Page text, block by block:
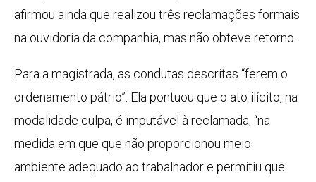
afirmou ainda que realizou três reclamações formais
na ouvidoria da companhia, mas não obteve retorno.
Para a magistrada, as condutas descritas “ferem o
ordenamento pátrio”. Ela pontuou que o ato ilícito, na
modalidade culpa, é imputável à reclamada, “na
medida em que que não proporcionou meio
ambiente adequado ao trabalhador e permitiu que